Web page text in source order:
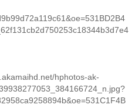
hphotos-ak-